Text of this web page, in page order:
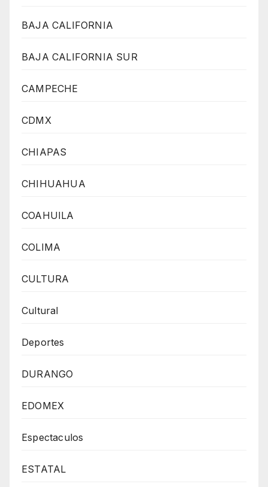
BAJA CALIFORNIA
BAJA CALIFORNIA SUR
CAMPECHE
CDMX
CHIAPAS
CHIHUAHUA
COAHUILA
COLIMA
CULTURA
Cultural
Deportes
DURANGO
EDOMEX
Espectaculos
ESTATAL